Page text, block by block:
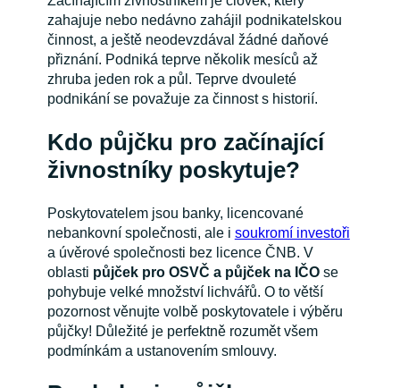
zahajuje nebo nedávno zahájil podnikatelskou
činnost, a ještě neodevzdával žádné daňové
přiznání. Podniká teprve několik mesíců až
zhruba jeden rok a půl. Teprve dvouleté
podnikání se považuje za činnost s historií.
Kdo půjčku pro začínající
živnostníky poskytuje?
Poskytovatelem jsou banky, licencované
nebankovní společnosti, ale i soukromí investoři
a úvěrové společnosti bez licence ČNB. V
oblasti půjček pro OSVČ a půjček na IČOse
pohybuje velké množství lichvářů. O to větší
pozornost věnujte volbě poskytovatele i výběru
půjčky! Důležité je perfektně rozumět všem
podmínkám a ustanovením smlouvy.